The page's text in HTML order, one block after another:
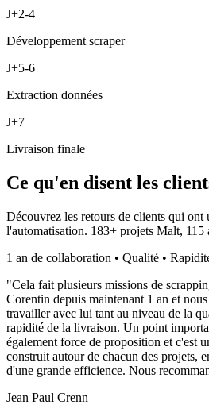
J+2-4
Développement scraper
J+5-6
Extraction données
J+7
Livraison finale
Ce qu'en disent les
Découvrez les retours de clients qui ont
l'automatisation. 183+ projets Malt, 115
1 an de collaboration • Qualité •
"Cela fait plusieurs missions de
Corentin depuis maintenant 1 an et
travailler avec lui tant au niveau de la
rapidité de la livraison. Un point
également force de proposition et c'est
construit autour de chacun des projets,
d'une grande efficience. Nous
Jean Paul Crenn